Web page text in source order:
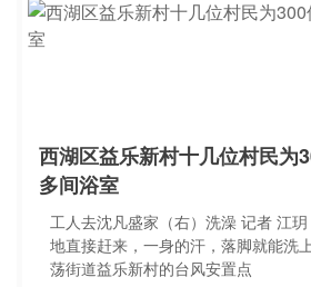
西湖区益乐新村十几位村民为
多间浴室
工人去沈凡盛家（右）洗澡 记者 江
地直接赶来，一身的汗，落脚就能洗
荡街道益乐新村的台风安置点